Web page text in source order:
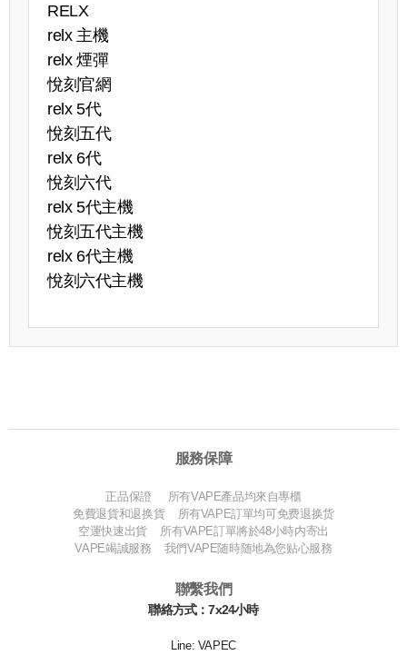
RELX
relx 主機
relx 煙彈
悅刻官網
relx 5代
悅刻五代
relx 6代
悅刻六代
relx 5代主機
悅刻五代主機
relx 6代主機
悅刻六代主機
服務保障
正品保證 所有VAPE產品均來自專櫃
免費退貨和退换貨 所有VAPE訂單均可免费退换货
空運快速出貨 所有VAPE訂單將於48小時内寄出
VAPE竭誠服務 我們VAPE随時随地為您贴心服務
聯繫我們
聯絡方式：7x24小時
Line: VAPEC